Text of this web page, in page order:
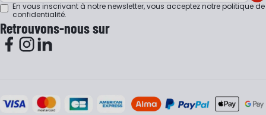
En vous inscrivant à notre newsletter, vous acceptez notrepolitique de
confidentialité.
Retrouvons-nous sur